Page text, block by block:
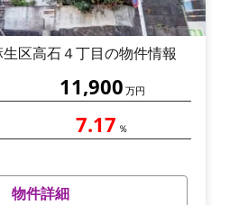
区高石４丁目の物件情報
11,900 万円
7.17 ％
物件詳細